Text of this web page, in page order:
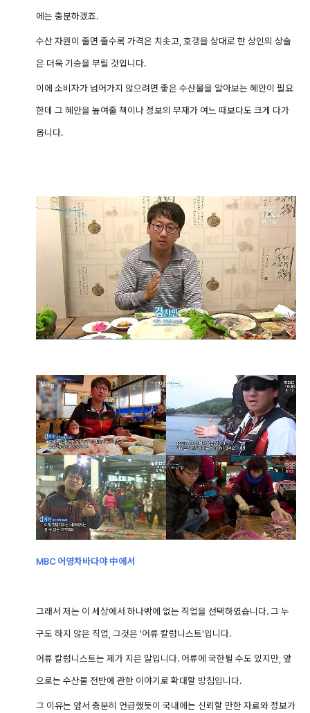
에는 충분하겠죠.
수산 자원이 줄면 줄수록 가격은 치솟고, 호갱을 상대로 한 상인의 상술
은 더욱 기승을 부릴 것입니다.
이에 소비자가 넘어가지 않으려면 좋은 수산물을 알아보는 혜안이 필요
한데 그 혜안을 높여줄 책이나 정보의 부재가 여느 때보다도 크게 다가
옵니다.
MBC 어영차바다야 中에서
그래서 저는 이 세상에서 하나밖에 없는 직업을 선택하였습니다. 그 누
구도 하지 않은 직업, 그것은 '어류 칼럼니스트'입니다.
어류 칼럼니스트는 제가 지은 말입니다. 어류에 국한될 수도 있지만, 앞
으로는 수산물 전반에 관한 이야기로 확대할 방침입니다.
그 이유는 앞서 충분히 언급했듯이 국내에는 신뢰할 만한 자료와 정보가